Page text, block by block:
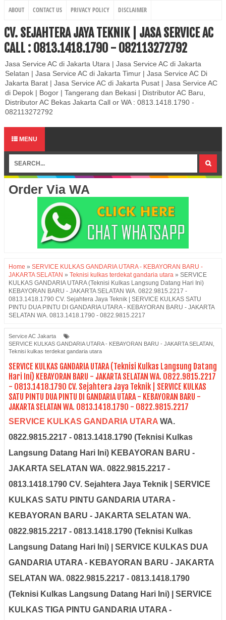
ABOUT CONTACT US PRIVACY POLICY DISCLAIMER
CV. SEJAHTERA JAYA TEKNIK | JASA SERVICE AC
CALL : 0813.1418.1790 - 082113272792
Jasa Service AC di Jakarta Utara | Jasa Service AC di Jakarta
Selatan | Jasa Service AC di Jakarta Timur | Jasa Service AC Di
Jakarta Barat | Jasa Service AC di Jakarta Pusat | Jasa Service AC
di Depok | Bogor | Tangerang dan Bekasi | Distributor AC Baru,
Distributor AC Bekas Jakarta Call or WA : 0813.1418.1790 -
082113272792
MENU
Order Via WA
Home » SERVICE KULKAS GANDARIA UTARA - KEBAYORAN BARU -
JAKARTA SELATAN » Teknisi kulkas terdekat gandaria utara » SERVICE
KULKAS GANDARIA UTARA (Teknisi Kulkas Langsung Datang Hari Ini)
KEBAYORAN BARU - JAKARTA SELATAN WA. 0822.9815.2217 -
0813.1418.1790 CV. Sejahtera Jaya Teknik | SERVICE KULKAS SATU
PINTU DUA PINTU DI GANDARIA UTARA - KEBAYORAN BARU - JAKARTA
SELATAN WA. 0813.1418.1790 - 0822.9815.2217
Service AC Jakarta
SERVICE KULKAS GANDARIA UTARA - KEBAYORAN BARU - JAKARTA SELATAN
Teknisi kulkas terdekat gandaria utara
SERVICE KULKAS GANDARIA UTARA (Teknisi Kulkas Langsung Datang
Hari Ini) KEBAYORAN BARU - JAKARTA SELATAN WA. 0822.9815.2217
- 0813.1418.1790 CV. Sejahtera Jaya Teknik | SERVICE KULKAS
SATU PINTU DUA PINTU DI GANDARIA UTARA - KEBAYORAN BARU -
JAKARTA SELATAN WA. 0813.1418.1790 - 0822.9815.2217
SERVICE KULKAS GANDARIA UTARA WA.
0822.9815.2217 - 0813.1418.1790 (Teknisi Kulkas
Langsung Datang Hari Ini) KEBAYORAN BARU -
JAKARTA SELATAN WA. 0822.9815.2217 -
0813.1418.1790 CV. Sejahtera Jaya Teknik | SERVICE
KULKAS SATU PINTU GANDARIA UTARA -
KEBAYORAN BARU - JAKARTA SELATAN WA.
0822.9815.2217 - 0813.1418.1790 (Teknisi Kulkas
Langsung Datang Hari Ini) | SERVICE KULKAS DUA
GANDARIA UTARA - KEBAYORAN BARU - JAKARTA
SELATAN WA. 0822.9815.2217 - 0813.1418.1790
(Teknisi Kulkas Langsung Datang Hari Ini) | SERVICE
KULKAS TIGA PINTU GANDARIA UTARA -